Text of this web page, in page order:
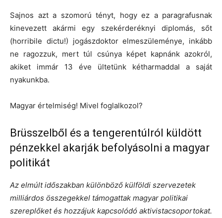
Sajnos azt a szomorú tényt, hogy ez a paragrafusnak
kinevezett akármi egy szekérderéknyi diplomás, sőt
(horribile dictu!) jogászdoktor elmeszüleménye, inkább
ne ragozzuk, mert túl csúnya képet kapnánk azokról,
akiket immár 13 éve ültetünk kétharmaddal a saját
nyakunkba.
Magyar értelmiség! Mivel foglalkozol?
Brüsszelből és a tengerentúlról küldött
pénzekkel akarják befolyásolni a magyar
politikát
Az elmúlt időszakban különböző külföldi szervezetek
milliárdos összegekkel támogattak magyar politikai
szereplőket és hozzájuk kapcsolódó aktivistacsoportokat.